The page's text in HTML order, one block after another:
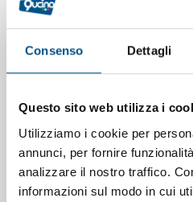
Consenso Dettagli
Questo sito web utilizza i
Utilizziamo i cookie per
annunci, per fornire
analizzare il nostro traffico.
informazioni sul modo in cui
presenza ed